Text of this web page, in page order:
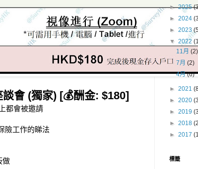
會 (獨家) [💰酬金: $180]
都會被邀請
險工作的睇法
做
►2025
► 2024
► 2023
▼ 2022
11月(2)
7月(2)
4月(6)
► 2021
► 2020
► 2019
► 2018
► 2017
標籤